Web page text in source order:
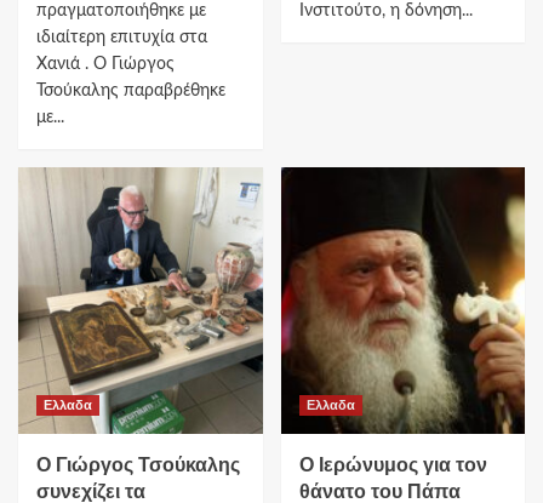
πραγματοποιήθηκε με
ιδιαίτερη επιτυχία στα
Χανιά . Ο Γιώργος
Τσούκαλης παραβρέθηκε
με...
Ινστιτούτο, η δόνηση...
Ελλαδα
Ο Γιώργος Τσούκαλης
συνεχίζει τα
Ελλαδα
Ο Ιερώνυμος για τον
θάνατο του Πάπα